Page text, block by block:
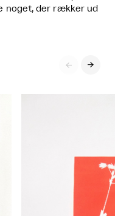
noget, der rækker ud
 